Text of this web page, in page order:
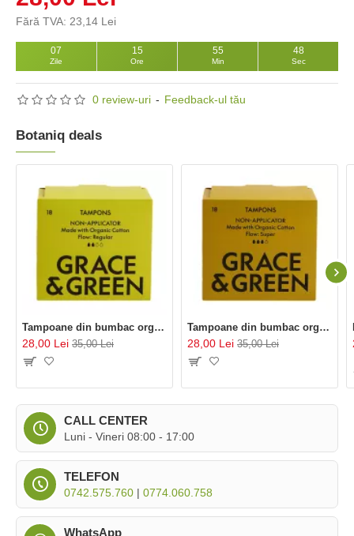
0 review-uri - Feedback-ul tău
07
Zile
15
Ore
55
Min
48
Sec
Fără TVA: 23,14 Lei
CALL CENTER
Luni - Vineri 08:00 - 17:00
TELEFON
0742.575.760 | 0774.060.758
WhatsApp
Botaniq deals
Tampoane din bumbac organic 100%, Normal (18 buc), Grace and Green
28,00 Lei 35,00 Lei
Tampoane din bumbac organic 100%, Super (18 buc), Grace and Green
28,00 Lei 35,00 Lei